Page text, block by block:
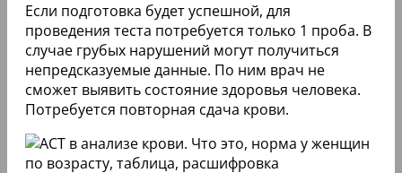
Если подготовка будет успешной, для
проведения теста потребуется только 1 проба. В
случае грубых нарушений могут получиться
непредсказуемые данные. По ним врач не
сможет выявить состояние здоровья человека.
Потребуется повторная сдача крови.